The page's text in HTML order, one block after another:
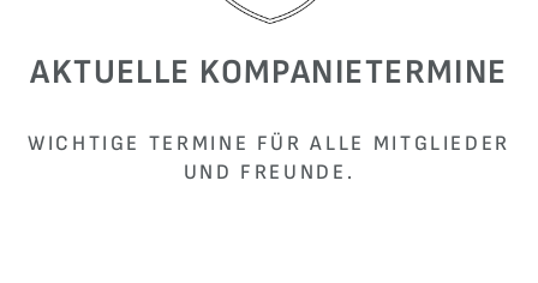
AKTUELLE KOMPANIETERMINE
WICHTIGE TERMINE FÜR ALLE MITGLIEDER
UND FREUNDE.